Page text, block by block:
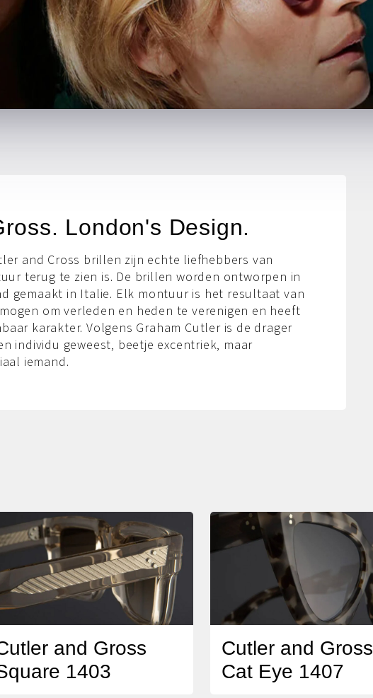
London's Design.
and Cross brillen zijn echte liefhebbers van
terug te zien is. De brillen worden ontworpen in
gemaakt in Italie. Elk montuur is het resultaat van
om verleden en heden te verenigen en heeft
karakter. Volgens Graham Cutler is de drager
individu geweest, beetje excentriek, maar
iemand.
and Gross
1403
Cutler and Gross
Cat Eye 1407